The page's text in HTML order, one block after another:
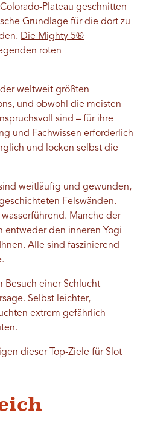
Plateau geschnitten
Grundlage für die dort zu
Die Mighty 5®
roten
weltweit größten
und obwohl die meisten
sind – für ihre
und Fachwissen erforderlich
und locken selbst die
weitläufig und gewunden,
Felswänden.
Manche der
entweder den inneren Yogi
Alle sind faszinierend
Besuch einer Schlucht
Selbst leichter,
extrem gefährlich
dieser Top-Ziele für Slot